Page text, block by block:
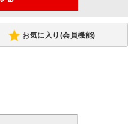
お気に入り(会員機能)